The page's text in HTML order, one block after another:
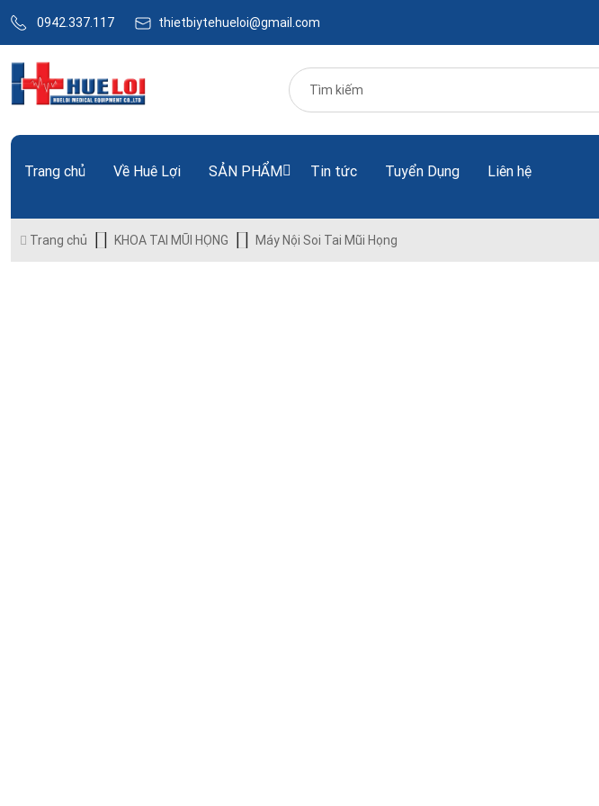
0942.337.117 thietbiytehueloi@gmail.com
Trang chủ Về Huê Lợi SẢN PHẨM Tin tức Tuyển Dụng Liên hệ
Trang chủ KHOA TAI MŨI HỌNG Máy Nội Soi Tai Mũi Họng